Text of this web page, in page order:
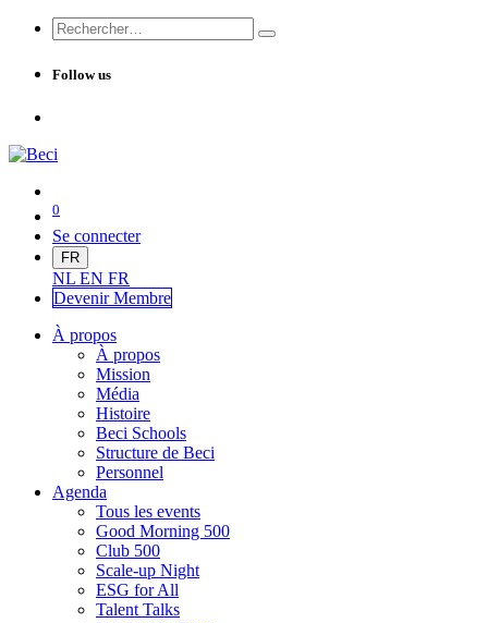
Follow us
0
Se connecter
FR
NL EN FR
Devenir Membre
À propos
À propos
Mission
Média
Histoire
Beci Schools
Structure de Beci
Personnel
Agenda
Tous les events
Good Morning 500
Club 500
Scale-up Night
ESG for All
Talent Talks